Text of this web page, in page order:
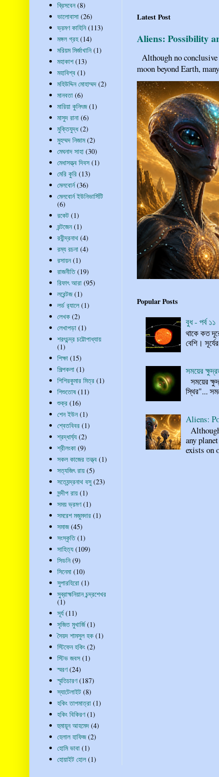
Latest Post
Aliens: Possibility
Although no
moon beyond Earth,
Popular Posts
বুধ - পর্ব ১১
থাকে কত
বেশি।
সময়ের
সময়ের
স্থির"...
Aliens:
any
exists on
ব্রিসবেন (8)
ভালোবাসা (26)
ভ্রমণ কাহিনি (113)
মঙ্গল গ্রহ (14)
মরিয়ম মির্জাখানি (1)
মহাকাশ (13)
মহাবিশ্ব (1)
মহিউদ্দিন মোহাম্মদ (2)
মানবতা (6)
মারিয়া কুনিৎজ (1)
মাসুদ রানা (6)
মুক্তিযুদ্ধ (2)
মুহম্মদ নিজাম (2)
মেঘনাদ সাহা (30)
মেধাসত্ত্ব দিবস (1)
মেরি কুরি (13)
মেলবোর্ন (36)
মেলবোর্ন ইউনিভার্সিটি
(6)
রকেট (1)
রন্টজেন (1)
রবীন্দ্রনাথ (4)
রম্য রচনা (4)
রসায়ন (1)
রাজনীতি (19)
রিফাৎ আরা (95)
লরেন্টজ (1)
লর্ড র‍্যালে (1)
লেখক (2)
লেখাপড়া (1)
শরৎচন্দ্র চট্টোপাধ্যায়
(1)
শিক্ষা (15)
শিল্পকলা (1)
শিশিরকুমার মিত্র (1)
শিশুতোষ (11)
শুক্র (16)
শেন ইউন (1)
শ্বেতবিবর (1)
শ্রদ্ধার্ঘ্য (2)
শ্রীলংকা (9)
সকল কাজের তত্ত্ব (1)
সত্যজিৎ রায় (5)
সত্যেন্দ্রনাথ বসু (23)
সন্দীপ রায় (1)
সময় ভ্রমণ (1)
সমরেশ মজুমদার (1)
সমাজ (45)
সংস্কৃতি (1)
সাহিত্য (109)
সিডনি (9)
সিনেমা (10)
সুপারহিরো (1)
সুব্রাহ্মনিয়ান চন্দ্রশেখর
(1)
সূর্য (11)
সৃজিত মুখার্জি (1)
সৈয়দ শামসুল হক (1)
স্টিফেন হকিং (2)
স্টিভ জবস (1)
স্মরণ (24)
স্মৃতিচারণ (187)
স্যাটেলাইট (8)
হকিং তাপমাত্রা (1)
হকিং বিকিরণ (1)
হুমায়ূন আহমেদ (4)
হেলাল হাফিজ (2)
হোমি ভাবা (1)
হোয়াইট হোল (1)